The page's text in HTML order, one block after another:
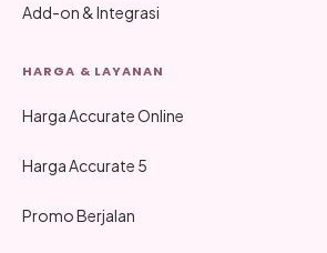
Add-on & Integrasi
HARGA & LAYANAN
Harga Accurate Online
Harga Accurate 5
Promo Berjalan